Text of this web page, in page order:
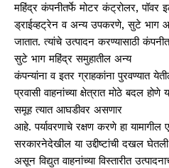
महिंद्र कंपनीतर्फे मोटर कंट्रोलर, पॉवर
ड्राईव्हट्रेन व अन्य उपकरणे, सुटे भाग
जातात. त्यांचे उत्पादन करण्यासाठी
सुटे भाग महिंद्र समुहातील अन्य
कंपन्यांना व इतर ग्राहकांना पुरवण्यात
प्रवासी वाहनांच्या क्षेत्रात मोठे बदल
समूह त्यात आघडीवर असणार
आहे. पर्यावरणाचे रक्षण करणे हा
सरकारनेदेखील या उद्दीष्टांची दखल घेतली
असून विद्युत वाहनांच्या विस्तारीत